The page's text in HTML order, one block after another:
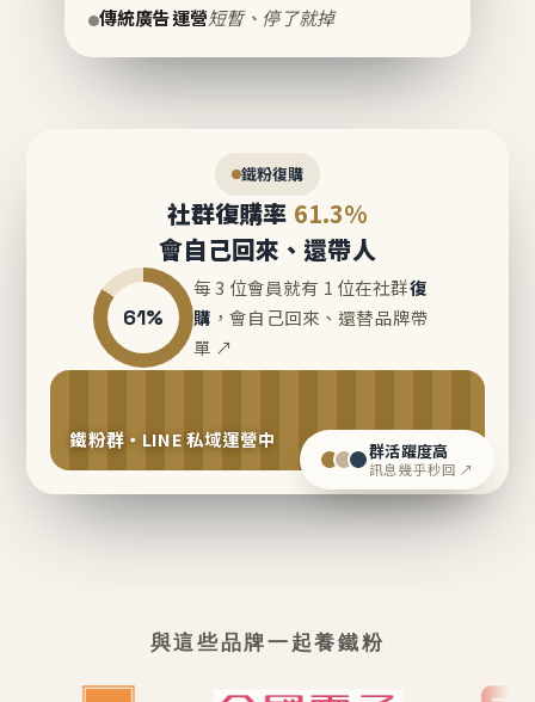
傳統廣告運營短暫、停了就掉
鐵粉復購
社群復購率 61.3%
會自己回來、還帶人
61%
每 3 位會員就有 1 位在社群復
購 ，會自己回來、還替品牌帶
單 ↗
鐵粉群・LINE 私域運營中 群活躍度高
訊息幾乎秒回 ↗
與這些品牌一起養鐵粉